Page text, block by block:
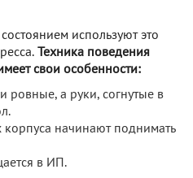
используют это
Техника поведения
свои особенности:
ровные, а руки, согнутые в
начинают поднимать
в ИП.